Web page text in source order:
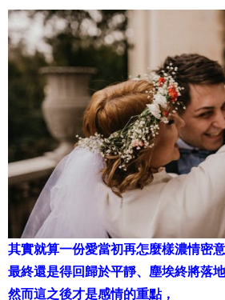
其實就算一份愛當初再怎麼樣濃情密意
最終還是得回歸於平靜、塵埃終將落地
然而這之後才是感情的重點，